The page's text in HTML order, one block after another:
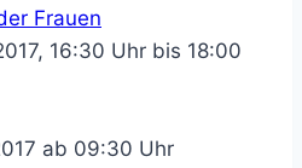
Frauen
16:30 Uhr bis 18:00
ab 09:30 Uhr